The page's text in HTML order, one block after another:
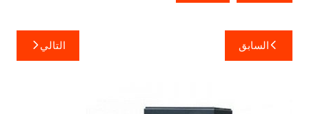
تصفّح
المقالات
السابق التالي